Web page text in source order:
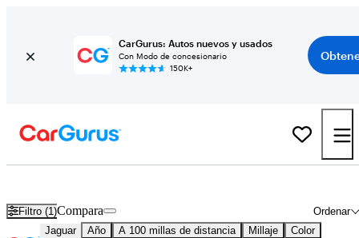
CarGurus: Autos nuevos y usados
Con Modo de concesionario
150K+
Filtro (1) Ordenar
Compara
Jaguar Año A 100 millas de distancia Millaje Color